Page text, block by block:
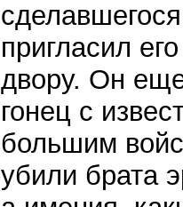
пригласил
двору. Он
гонец с
большим
убили брата